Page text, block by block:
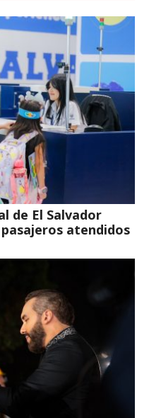
de El Salvador
atendidos